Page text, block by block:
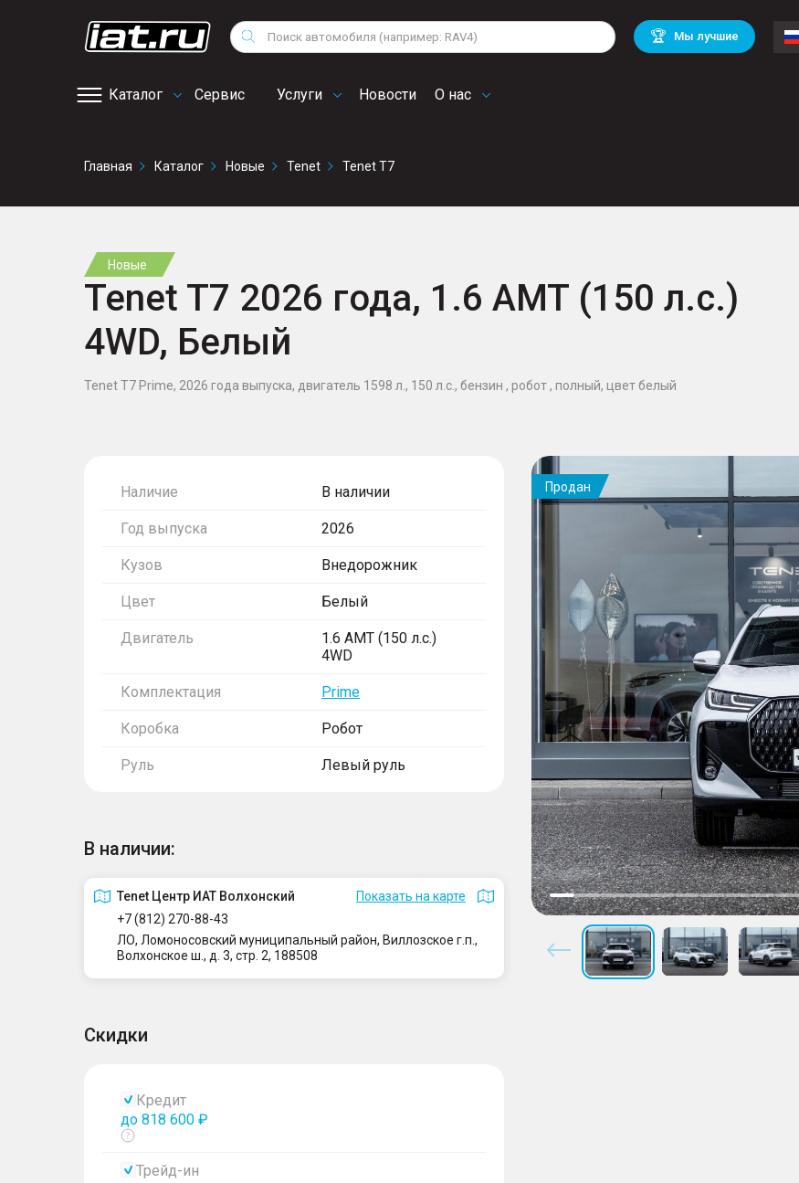
Поиск 🏆 Мы лучшие
Каталог Сервис
сервис
Услуги Новости О нас
Снегоходы
Квадроциклы
Volkswagen
Mitsubishi BMW
Audi
Chevrolet Mercedes Benz
Главная Каталог Новые Tenet Tenet T7
Новые
Tenet T7 2026 года, 1.6 AMT (150 л.с.)
4WD, Белый
Tenet T7 Prime, 2026 года выпуска, двигатель 1598 л., 150 л.с., бензин , робот , полный, цвет белый
Наличие В наличии
Год выпуска 2026
Кузов Внедорожник
Цвет Белый
Двигатель
1.6 AMT (150 л.с.)
4WD
Комплектация Prime
Коробка Робот
Руль Левый руль
В наличии:
Tenet Центр ИАТ Волхонский
Показать на карте
+7 (812) 270-88-43
ЛО, Ломоносовский муниципальный район, Виллозское г.п.,
Волхонское ш., д. 3, стр. 2, 188508
Скидки
Кредит
до 818 600 ₽
Показать
Трейд-ин
Продан